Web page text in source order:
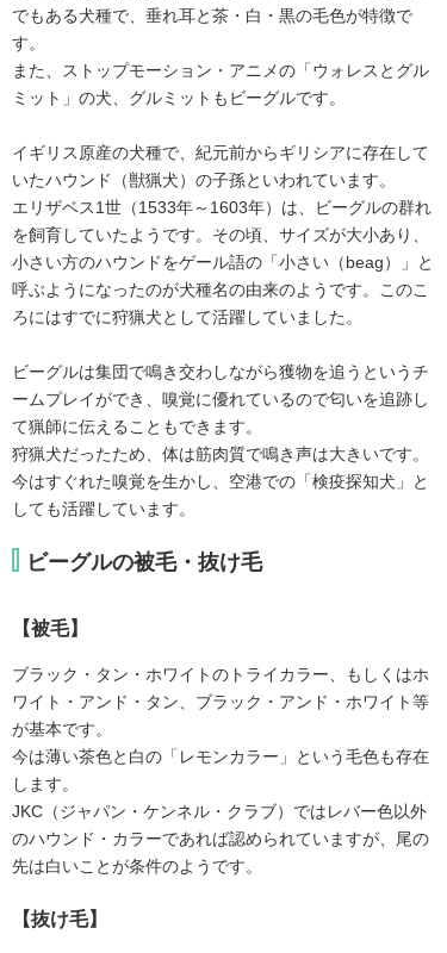
でもある犬種で、垂れ耳と茶・白・黒の毛色が特徴で
す。
また、ストップモーション・アニメの「ウォレスとグル
ミット」の犬、グルミットもビーグルです。
イギリス原産の犬種で、紀元前からギリシアに存在して
いたハウンド（獣猟犬）の子孫といわれています。
エリザベス1世（1533年～1603年）は、ビーグルの群れ
を飼育していたようです。その頃、サイズが大小あり、
小さい方のハウンドをゲール語の「小さい（beag）」と
呼ぶようになったのが犬種名の由来のようです。このこ
ろにはすでに狩猟犬として活躍していました。
ビーグルは集団で鳴き交わしながら獲物を追うというチ
ームプレイができ、嗅覚に優れているので匂いを追跡し
て猟師に伝えることもできます。
狩猟犬だったため、体は筋肉質で鳴き声は大きいです。
今はすぐれた嗅覚を生かし、空港での「検疫探知犬」と
しても活躍しています。
ビーグルの被毛・抜け毛
【被毛】
ブラック・タン・ホワイトのトライカラー、もしくはホ
ワイト・アンド・タン、ブラック・アンド・ホワイト等
が基本です。
今は薄い茶色と白の「レモンカラー」という毛色も存在
します。
JKC（ジャパン・ケンネル・クラブ）ではレバー色以外
のハウンド・カラーであれば認められていますが、尾の
先は白いことが条件のようです。
【抜け毛】